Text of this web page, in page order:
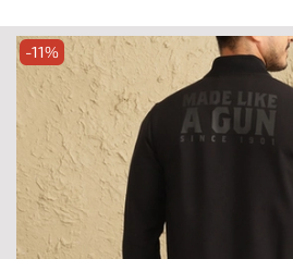
-11%